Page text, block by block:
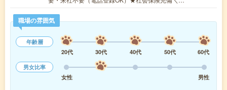
職場の雰囲気
年齢層
20代
30代 40代 50代
60代
男女比率
女性
男性